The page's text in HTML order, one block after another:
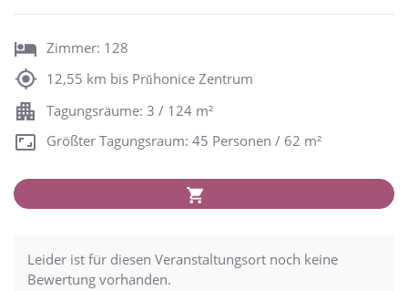
Zimmer: 128
12,55 km bis Prŭhonice Zentrum
Tagungsräume: 3 / 124 m²
Größter Tagungsraum: 45 Personen / 62 m²
Leider ist für diesen Veranstaltungsort noch keine
Bewertung vorhanden.